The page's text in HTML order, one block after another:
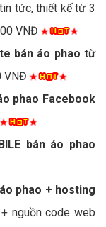
tức, thiết kế từ 3
VNĐ
bán áo phao từ
VNĐ
phao Facebook
bán áo phao
phao + hosting
+ nguồn code web